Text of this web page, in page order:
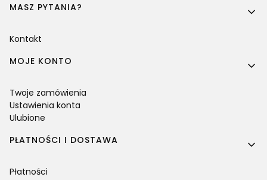
MASZ PYTANIA?
Kontakt
MOJE KONTO
Twoje zamówienia
Ustawienia konta
Ulubione
PŁATNOŚCI I DOSTAWA
Płatności